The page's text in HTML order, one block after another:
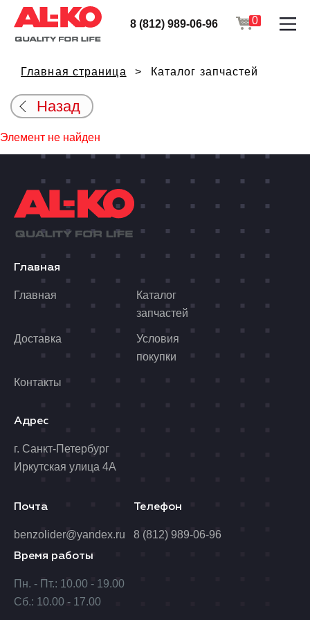
8 (812) 989-06-96 0
Главная страница Каталог запчастей
Назад
Элемент не найден
Главная
Главная
Каталог
запчастей
Доставка
Условия
покупки
Контакты
Адрес
г. Санкт-Петербург
Иркутская улица 4А
Время работы
Пн. - Пт.: 10.00 - 19.00
Сб.: 10.00 - 17.00
Почта
benzolider@yandex.ru
Телефон
8 (812) 989-06-96